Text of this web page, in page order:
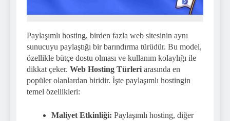
Paylaşımlı hosting, birden fazla web sitesinin aynı
sunucuyu paylaştığı bir barındırma türüdür. Bu model,
özellikle bütçe dostu olması ve kullanım kolaylığı ile
dikkat çeker. Web Hosting Türleri arasında en
popüler olanlardan biridir. İşte paylaşımlı hostingin
temel özellikleri:
Maliyet Etkinliği: Paylaşımlı hosting, diğer